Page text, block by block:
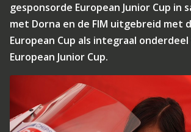
gesponsorde European Junior Cup in
met Dorna en de FIM uitgebreid met
European Cup als integraal
European Junior Cup.